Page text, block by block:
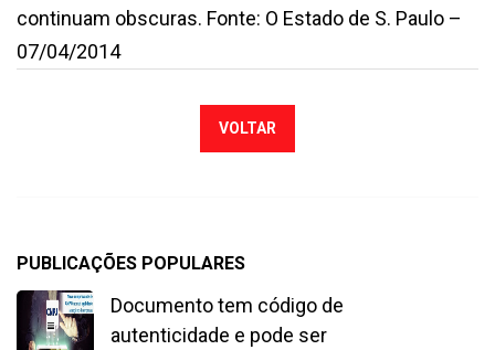
continuam obscuras. Fonte: O Estado de S. Paulo –
07/04/2014
VOLTAR
PUBLICAÇÕES POPULARES
Documento tem código de
autenticidade e pode ser